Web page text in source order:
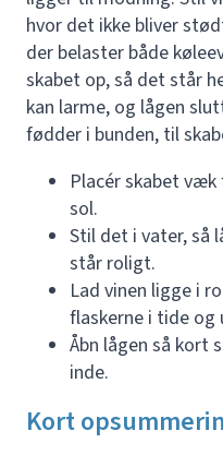
hvor det ikke bliver
der belaster både
skabet op, så det står
kan larme, og lågen
fødder i bunden, til
Placér skabet
sol.
Stil det i vater, så
står roligt.
Lad vinen ligge i
flaskerne i tide og
Åbn lågen så kort
inde.
Kort